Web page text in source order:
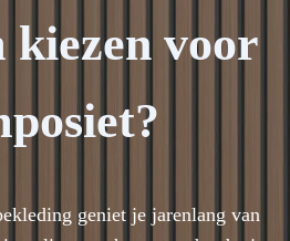
kiezen voor
geniet je jarenlang van